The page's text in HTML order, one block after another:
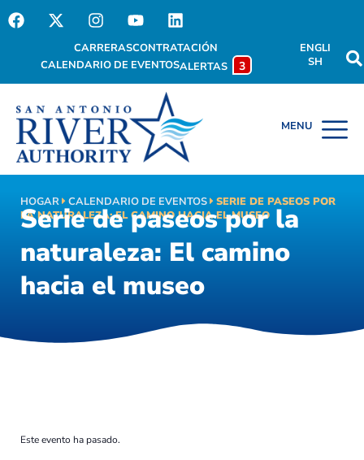
CARRERASCONTRATACIÓN
CALENDARIO DE EVENTOSALERTAS 3
ENGLI
SH
HOGAR CALENDARIO DE EVENTOS
SERIE DE PASEOS POR
LA NATURALEZA: EL CAMINO HACIA EL MUSEO
Serie de paseos por la
naturaleza: El camino
hacia el museo
Este evento ha pasado.